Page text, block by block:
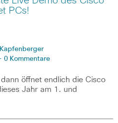
PCs!
0 Kommentare
öffnet endlich die Cisco
Jahr am 1. und